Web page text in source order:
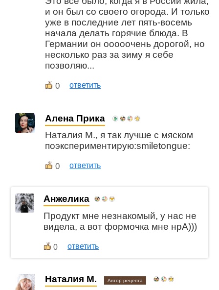
и он был со своего огорода. И только
уже в последние лет пять-восемь
начала делать горячие блюда. В
Германии он ооооочень дорогой, но
несколько раз за зиму я себе
позволяю...
0 ответить
Алена Прика
Наталия М., я так лучше с мяском
поэкспериментирую:smiletongue:
0 ответить
Анжелика
Продукт мне незнакомый, у нас не
видела, а вот формочка мне нрА)))
0 ответить
Наталия М. Автор рецепта